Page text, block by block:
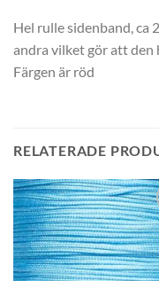
Hel rulle sidenband, ca
andra vilket gör att den
Färgen är röd
RELATERADE
till